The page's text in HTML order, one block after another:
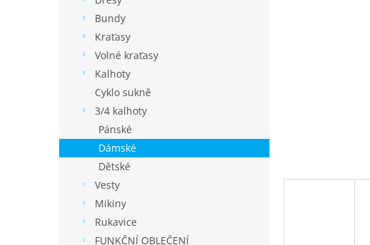
Bundy
Kraťasy
Volné kraťasy
Kalhoty
Cyklo sukně
3/4 kalhoty
Pánské
Dámské
Dětské
Vesty
Mikiny
Rukavice
FUNKČNÍ OBLEČENÍ